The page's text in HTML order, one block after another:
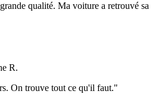
qualité. Ma voiture a retrouvé sa
R.
On trouve tout ce qu'il faut."